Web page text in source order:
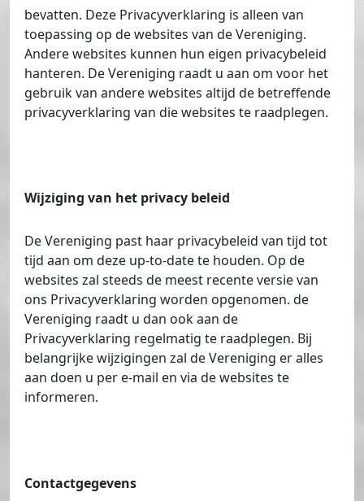
bevatten. Deze Privacyverklaring is alleen van
toepassing op de websites van de Vereniging.
Andere websites kunnen hun eigen privacybeleid
hanteren. De Vereniging raadt u aan om voor het
gebruik van andere websites altijd de betreffende
privacyverklaring van die websites te raadplegen.
Wijziging van het privacy beleid
De Vereniging past haar privacybeleid van tijd tot
tijd aan om deze up-to-date te houden. Op de
websites zal steeds de meest recente versie van
ons Privacyverklaring worden opgenomen. de
Vereniging raadt u dan ook aan de
Privacyverklaring regelmatig te raadplegen. Bij
belangrijke wijzigingen zal de Vereniging er alles
aan doen u per e-mail en via de websites te
informeren.
Contactgegevens